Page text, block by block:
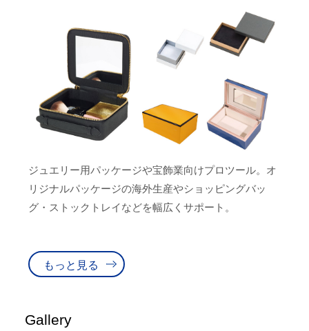
ジュエリー用パッケージや宝飾業向けプロツール。オ
リジナルパッケージの海外生産やショッピングバッ
グ・ストックトレイなどを幅広くサポート。
もっと見る
Gallery